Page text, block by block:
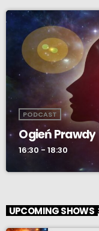
PODCAST
Ogień Prawdy
16:30 - 18:30
UPCOMING SHOWS